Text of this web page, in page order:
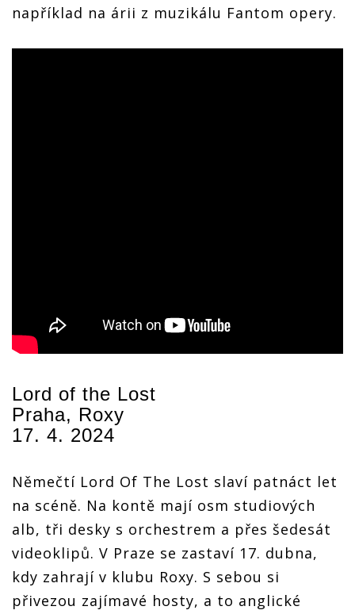
například na árii z muzikálu Fantom opery.
Lord of the Lost
Praha, Roxy
17. 4. 2024
Němečtí Lord Of The Lost slaví patnáct let
na scéně. Na kontě mají osm studiových
alb, tři desky s orchestrem a přes šedesát
videoklipů. V Praze se zastaví 17. dubna,
kdy zahrají v klubu Roxy. S sebou si
přivezou zajímavé hosty, a to anglické